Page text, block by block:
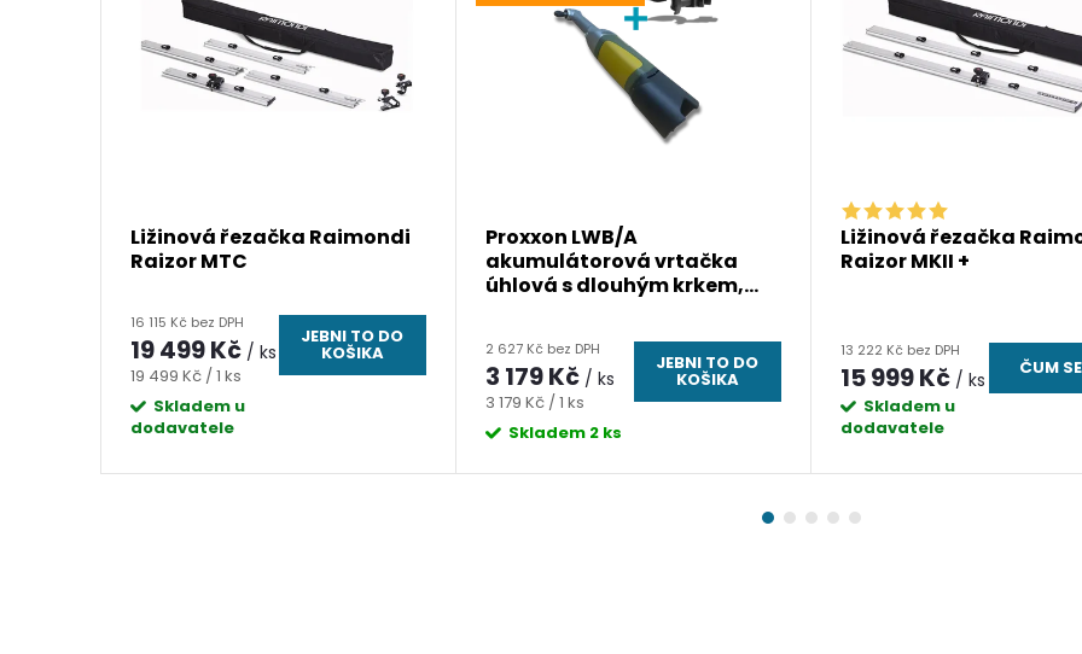
Ližinová řezačka Raimondi
Raizor MTC
16 115 Kč bez DPH
19 499 Kč / ks
Měrná
cena:
19 499 Kč / 1 ks
Skladem u
dodavatele
JEBNI TO DO
KOŠIKA
Proxxon LWB/A
akumulátorová vrtačka
úhlová s dlouhým krkem,
2 627 Kč bez DPH
3 179 Kč / ks
Měrná
cena:
3 179 Kč / 1 ks
Skladem 2 ks
JEBNI TO DO
KOŠIKA
Ližinová řezačka
Raizor MKII +
13 222 Kč bez DPH
15 999 Kč / ks
Skladem u
dodavatele
ČUM